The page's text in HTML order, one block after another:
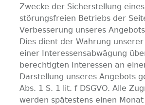
Zwecke der Sicherstellung eines
störungsfreien Betriebs der
Verbesserung unseres
Dies dient der Wahrung
einer Interessensabwägung
berechtigten Interessen an
Darstellung unseres Angebots
Abs. 1 S. 1 lit. f DSGVO. Alle
werden spätestens einen Monat